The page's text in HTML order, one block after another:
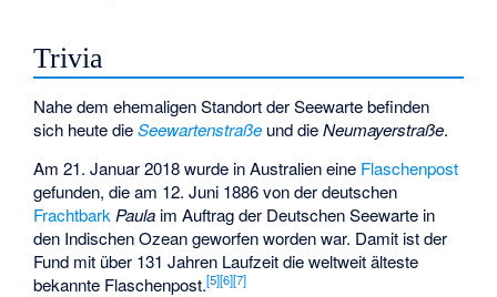
Trivia
Nahe dem ehemaligen Standort der Seewarte befinden
sich heute dieSeewartenstraße und dieNeumayerstraße.
Am 21. Januar 2018 wurde in Australien eine Flaschenpost
gefunden, die am 12. Juni 1886 von der deutschen
Frachtbark Paula im Auftrag der Deutschen Seewarte in
den Indischen Ozean geworfen worden war. Damit ist der
Fund mit über 131 Jahren Laufzeit die weltweit älteste
bekannte Flaschenpost.[5][6][7]